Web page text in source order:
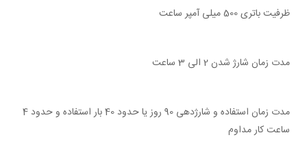
ظرفیت باتری 500 میلی آمپر ساعت
مدت زمان شارژ شدن 2 الی 3 ساعت
مدت زمان استفاده و شارژدهی 90 روز یا حدود 40 بار استفاده و حدود 4
ساعت کار مداوم